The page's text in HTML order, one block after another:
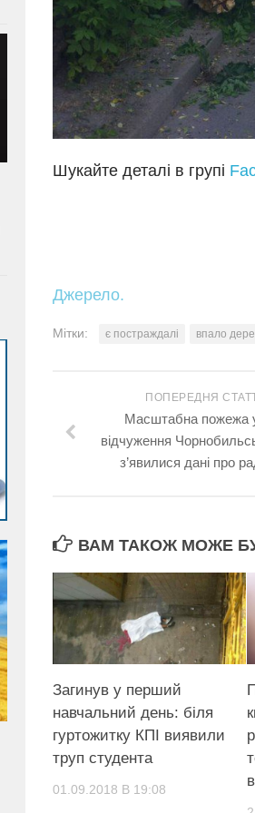
Шукайте деталі в групі
Джерело.
Мітки: є постраждалі впало
ПОПЕРЕДНЯ
Масштабна пожежа
відчуження
з’явилися дані про
ВАМ ТАКОЖ МОЖЕ
Загинув у перший
навчальний день: біля
гуртожитку КПІ виявили
труп студента
01.09.2018 В 19:08